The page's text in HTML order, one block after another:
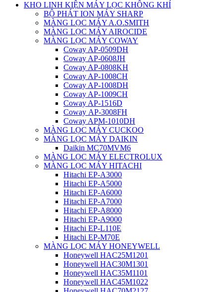
KHO LINH KIỆN MÁY LỌC KHÔNG KHÍ
BỘ PHÁT ION MÁY SHARP
MÀNG LỌC MÁY A.O.SMITH
MÀNG LỌC MÁY AIROCIDE
MÀNG LỌC MÁY COWAY
Coway AP-0509DH
Coway AP-0608JH
Coway AP-0808KH
Coway AP-1008CH
Coway AP-1008DH
Coway AP-1009CH
Coway AP-1516D
Coway AP-3008FH
Coway APM-1010DH
MÀNG LỌC MÁY CUCKOO
MÀNG LỌC MÁY DAIKIN
Daikin MC70MVM6
MÀNG LỌC MÁY ELECTROLUX
MÀNG LỌC MÁY HITACHI
Hitachi EP-A3000
Hitachi EP-A5000
Hitachi EP-A6000
Hitachi EP-A7000
Hitachi EP-A8000
Hitachi EP-A9000
Hitachi EP-L110E
Hitachi EP-M70E
MÀNG LỌC MÁY HONEYWELL
Honeywell HAC25M1201
Honeywell HAC30M1301
Honeywell HAC35M1101
Honeywell HAC45M1022